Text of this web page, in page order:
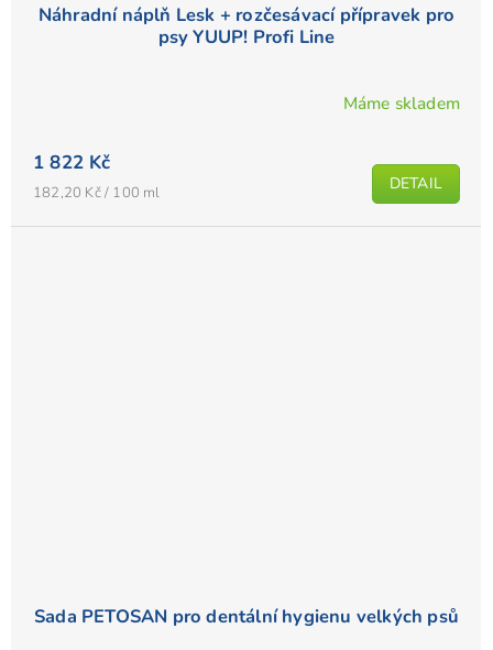
Náhradní náplň Lesk + rozčesávací přípravek pro
psy YUUP! Profi Line
Máme skladem
1 822 Kč
Měrná
182,20 Kč / 100 ml DETAIL
Sada PETOSAN pro dentální hygienu velkých psů